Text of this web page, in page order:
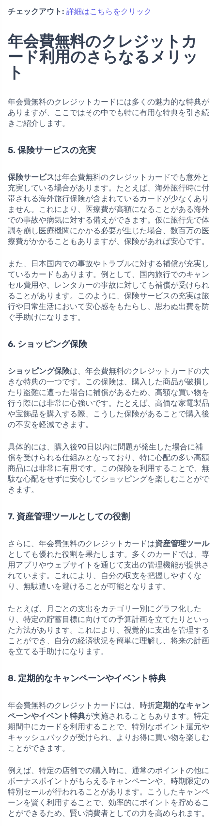
チェックアウト: 詳細はこちらをクリック
年会費無料のクレジットカ
ード利用のさらなるメリッ
ト
年会費無料のクレジットカードには多くの魅力的な特典が
ありますが、ここではその中でも特に有用な特典を引き続
きご紹介します。
5. 保険サービスの充実
保険サービスは年会費無料のクレジットカードでも意外と
充実している場合があります。たとえば、海外旅行時に付
帯される海外旅行保険が含まれているカードが少なくあり
ません。これにより、医療費が高額になることがある海外
での事故や病気に対する備えができます。仮に旅行先で体
調を崩し医療機関にかかる必要が生じた場合、数百万の医
療費がかかることもありますが、保険があれば安心です。
また、日本国内での事故やトラブルに対する補償が充実し
ているカードもあります。例として、国内旅行でのキャン
セル費用や、レンタカーの事故に対しても補償が受けられ
ることがあります。このように、保険サービスの充実は旅
行や日常生活において安心感をもたらし、思わぬ出費を防
ぐ手助けになります。
6. ショッピング保険
ショッピング保険は、年会費無料のクレジットカードの大
きな特典の一つです。この保険は、購入した商品が破損し
たり盗難に遭った場合に補償があるため、高額な買い物を
行う際には非常に心強いです。たとえば、高価な家電製品
や宝飾品を購入する際、こうした保険があることで購入後
の不安を軽減できます。
具体的には、購入後90日以内に問題が発生した場合に補
償を受けられる仕組みとなっており、特に心配の多い高額
商品には非常に有用です。この保険を利用することで、無
駄な心配をせずに安心してショッピングを楽しむことがで
きます。
7. 資産管理ツールとしての役割
さらに、年会費無料のクレジットカードは資産管理ツール
としても優れた役割を果たします。多くのカードでは、専
用アプリやウェブサイトを通じて支出の管理機能が提供さ
れています。これにより、自分の収支を把握しやすくな
り、無駄遣いを避けることが可能となります。
たとえば、月ごとの支出をカテゴリー別にグラフ化した
り、特定の貯蓄目標に向けての予算計画を立てたりといっ
た方法があります。これにより、視覚的に支出を管理する
ことができ、自分の経済状況を簡単に理解し、将来の計画
を立てる手助けになります。
8. 定期的なキャンペーンやイベント特典
年会費無料のクレジットカードには、時折定期的なキャン
ペーンやイベント特典が実施されることもあります。特定
期間中にカードを利用することで、特別なポイント還元や
キャッシュバックが受けられ、よりお得に買い物を楽しむ
ことができます。
例えば、特定の店舗での購入時に、通常のポイントの他に
ボーナスポイントがもらえるキャンペーンや、時期限定の
特別セールが行われることがあります。こうしたキャンペ
ーンを賢く利用することで、効率的にポイントを貯めるこ
とができるため、賢い消費者としての力を高められます。